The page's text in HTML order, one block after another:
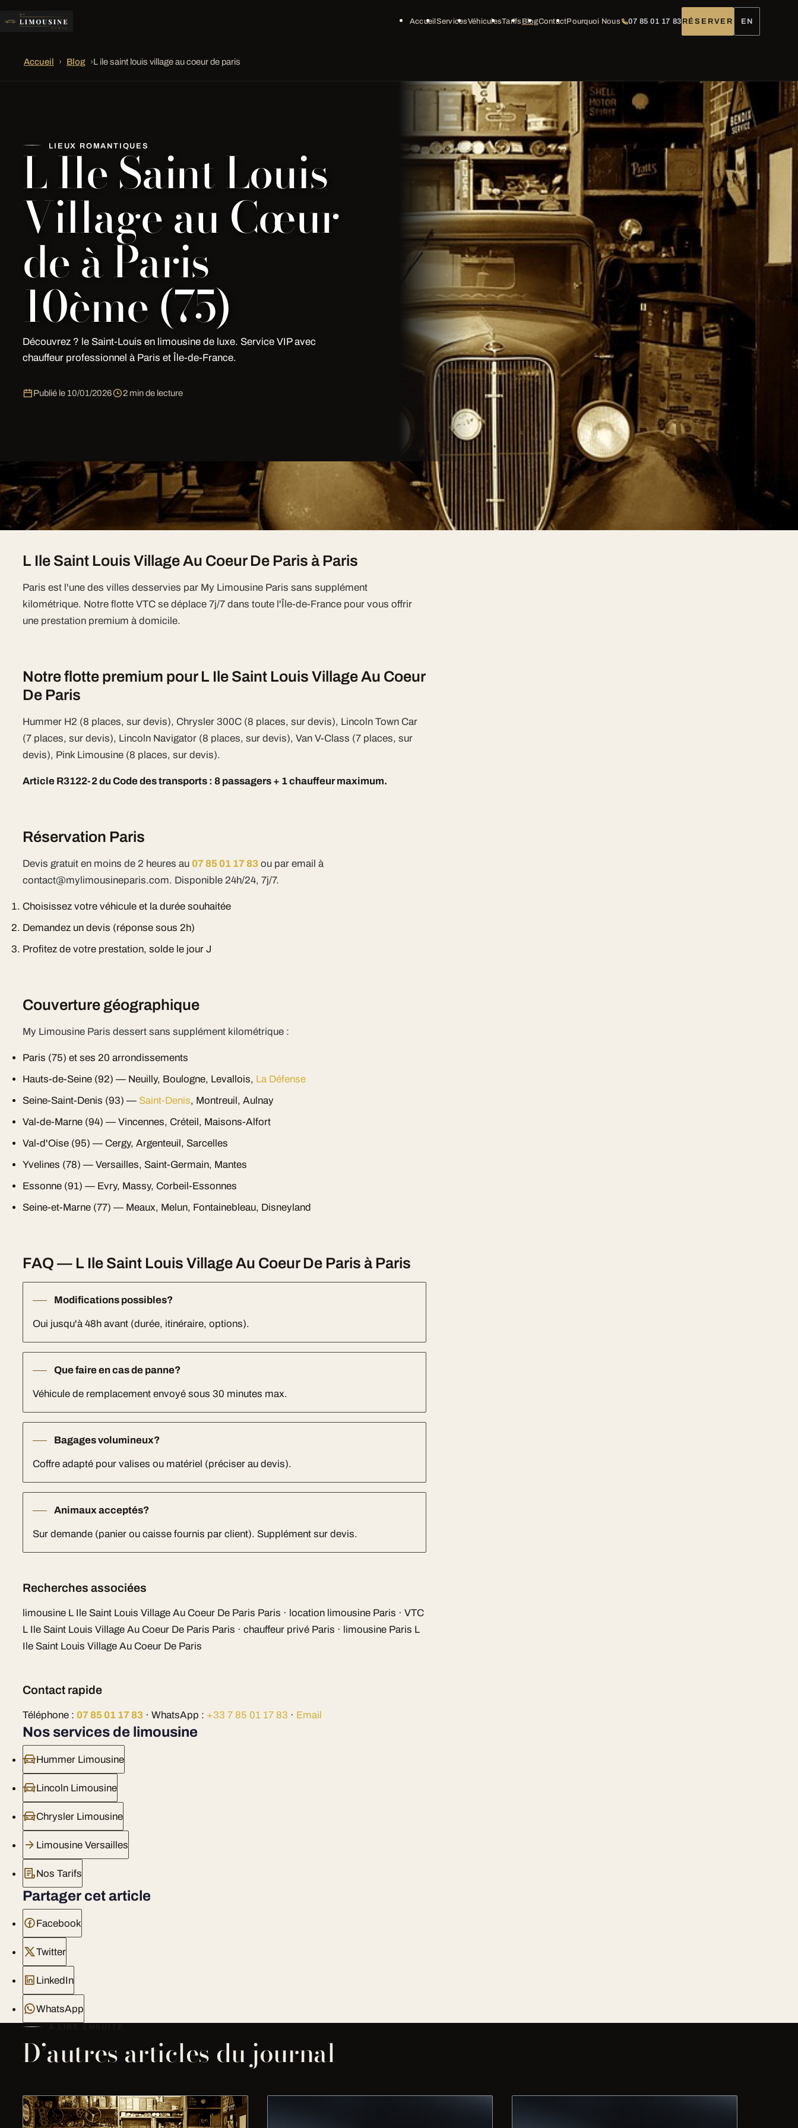
AccueilServicesVéhiculesTarifsBlogContactPourquoi Nous 07 85 01 17 83 RÉSERVER EN
Accueil › Blog ›L ile saint louis village au coeur de paris
LIEUX ROMANTIQUES
L Ile Saint Louis
Village au Cœur
de à Paris
10ème (75)
Découvrez ? le Saint-Louis en limousine de luxe. Service VIP avec
chauffeur professionnel à Paris et Île-de-France.
Publié le 10/01/2026 2 min de lecture
Vivez L Ile Saint Louis Village Au Coeur De Paris à Paris sous le signe du prestige :
limousine premium, intérieur cuir, bar LED, écrans tactiles, sono haute qualité.
L Ile Saint Louis Village Au Coeur De Paris à Paris
Paris est l'une des villes desservies par My Limousine Paris sans supplément
kilométrique. Notre flotte VTC se déplace 7j/7 dans toute l'Île-de-France pour vous offrir
une prestation premium à domicile.
Notre flotte premium pour L Ile Saint Louis Village Au Coeur
De Paris
Hummer H2 (8 places, sur devis), Chrysler 300C (8 places, sur devis), Lincoln Town Car
(7 places, sur devis), Lincoln Navigator (8 places, sur devis), Van V-Class (7 places, sur
devis), Pink Limousine (8 places, sur devis).
Article R3122-2 du Code des transports : 8 passagers + 1 chauffeur maximum.
Réservation Paris
Devis gratuit en moins de 2 heures au07 85 01 17 83 ou par email à
contact@mylimousineparis.com. Disponible 24h/24, 7j/7.
Choisissez votre véhicule et la durée souhaitée
Demandez un devis (réponse sous 2h)
Profitez de votre prestation, solde le jour J
Couverture géographique
My Limousine Paris dessert sans supplément kilométrique :
Paris (75) et ses 20 arrondissements
Hauts-de-Seine (92) — Neuilly, Boulogne, Levallois, La Défense
Seine-Saint-Denis (93) — Saint-Denis, Montreuil, Aulnay
Val-de-Marne (94) — Vincennes, Créteil, Maisons-Alfort
Val-d'Oise (95) — Cergy, Argenteuil, Sarcelles
Yvelines (78) — Versailles, Saint-Germain, Mantes
Essonne (91) — Evry, Massy, Corbeil-Essonnes
Seine-et-Marne (77) — Meaux, Melun, Fontainebleau, Disneyland
FAQ — L Ile Saint Louis Village Au Coeur De Paris à Paris
Modifications possibles?
Oui jusqu'à 48h avant (durée, itinéraire, options).
Que faire en cas de panne?
Véhicule de remplacement envoyé sous 30 minutes max.
Bagages volumineux?
Coffre adapté pour valises ou matériel (préciser au devis).
Animaux acceptés?
Sur demande (panier ou caisse fournis par client). Supplément sur devis.
Recherches associées
limousine L Ile Saint Louis Village Au Coeur De Paris Paris · location limousine Paris · VTC
L Ile Saint Louis Village Au Coeur De Paris Paris · chauffeur privé Paris · limousine Paris L
Ile Saint Louis Village Au Coeur De Paris
Contact rapide
Téléphone :07 85 01 17 83 · WhatsApp : +33 7 85 01 17 83 · Email
Nos services de limousine
Hummer Limousine
Lincoln Limousine
Chrysler Limousine
Limousine Versailles
Nos Tarifs
Partager cet article
Facebook
Twitter
LinkedIn
WhatsApp
D’autres articles du journal